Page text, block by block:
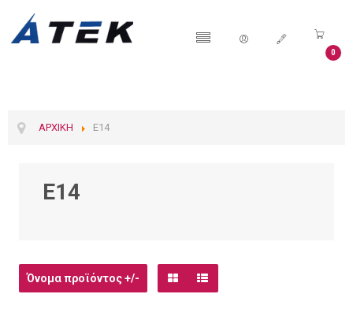
0
ΑΡΧΙΚΉ E14
Ε14
Όνομα προϊόντος +/-